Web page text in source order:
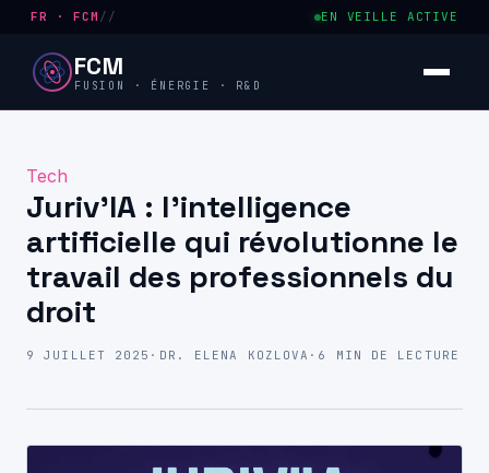
FR · FCM // EN VEILLE ACTIVE
FCM
FUSION · ÉNERGIE · R&D
Tech
Juriv’IA : l’intelligence
artificielle qui révolutionne le
travail des professionnels du
droit
9 JUILLET 2025 · DR. ELENA KOZLOVA · 6 MIN DE LECTURE